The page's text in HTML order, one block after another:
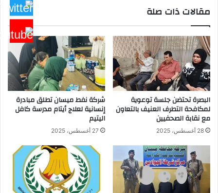
مقالات ذات صلة
البصرة تحتضن جلسة توعوية
لمكافحة التطرف العنيف بالتعاون
مع نقابة الصحفيين
28 أغسطس، 2025
شركة نفط ميسان تطلق مبادرة
إنسانية لعلاج أيتام مدرسة كافل
اليتيم
27 أغسطس، 2025